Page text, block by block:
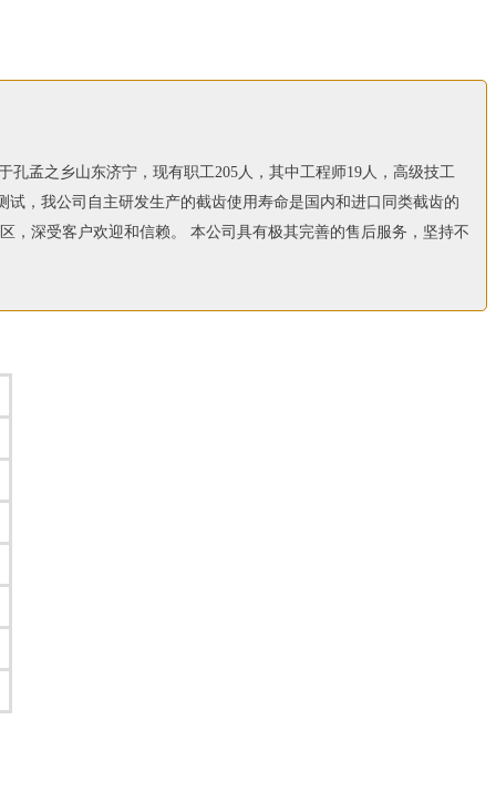
孟之乡山东济宁，现有职工205人，其中工程师19人，高级技工
试，我公司自主研发生产的截齿使用寿命是国内和进口同类截齿的
，深受客户欢迎和信赖。 本公司具有极其完善的售后服务，坚持不